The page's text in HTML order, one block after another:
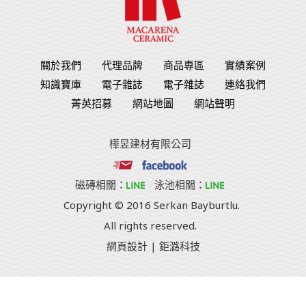
關於我們 代理品牌 商品專區
實績案例
知識寶庫
電子雜誌 電子雜誌
連絡我們
菁英招募
網站地圖 網站聲明
樺昱建材有限公司
磁磚相關：
泳池相關：
Copyright © 2016 Serkan Bayburtlu.
All rights reserved.
網頁設計| 鉅潞科技